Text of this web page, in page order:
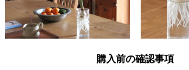
購入前の確認事項